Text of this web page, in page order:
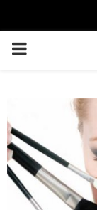
PRIMARY